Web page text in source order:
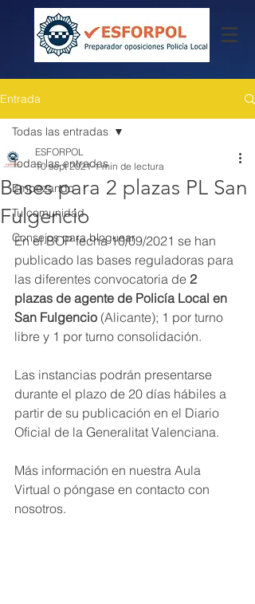
Entrada
Todas las entradas
Empezando
Tu comunidad
Consejos para bloguear
Todas las entradas
Bases para 2 plazas PL San
Fulgencio
ESFORPOL
10 sept 2021 1 min de lectura
En el BOP fecha 10/09/2021 se han
publicado las bases reguladoras para
las diferentes convocatoria de 2
plazas de agente de Policía Local en
San Fulgencio (Alicante); 1 por turno
libre y 1 por turno consolidación.
Las instancias podrán presentarse
durante el plazo de 20 días hábiles a
partir de su publicación en el Diario
Oficial de la Generalitat Valenciana.
Más información en nuestra Aula
Virtual o póngase en contacto con
nosotros.